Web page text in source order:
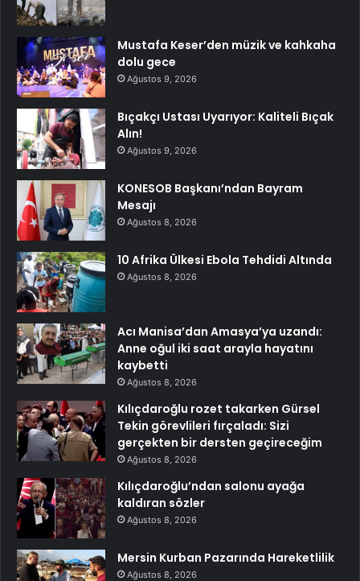
Mustafa Keser’den müzik ve kahkaha
dolu gece
Ağustos 9, 2026
Bıçakçı Ustası Uyarıyor: Kaliteli Bıçak
Alın!
Ağustos 9, 2026
KONESOB Başkanı’ndan Bayram
Mesajı
Ağustos 8, 2026
10 Afrika Ülkesi Ebola Tehdidi Altında
Ağustos 8, 2026
Acı Manisa’dan Amasya’ya uzandı:
Anne oğul iki saat arayla hayatını
kaybetti
Ağustos 8, 2026
Kılıçdaroğlu rozet takarken Gürsel
Tekin görevlileri fırçaladı: Sizi
gerçekten bir dersten geçireceğim
Ağustos 8, 2026
Kılıçdaroğlu’ndan salonu ayağa
kaldıran sözler
Ağustos 8, 2026
Mersin Kurban Pazarında Hareketlilik
Ağustos 8, 2026